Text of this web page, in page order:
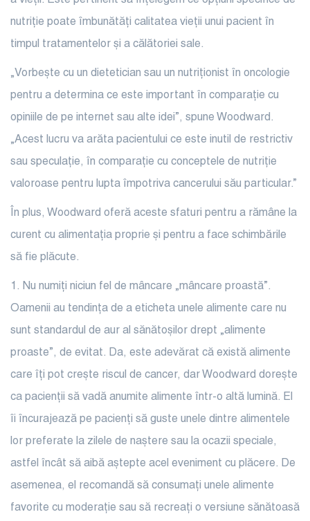
nutriție poate îmbunătăți calitatea vieții unui pacient în
timpul tratamentelor și a călătoriei sale.
„Vorbește cu un dietetician sau un nutriționist în oncologie
pentru a determina ce este important în comparație cu
opiniile de pe internet sau alte idei”, spune Woodward.
„Acest lucru va arăta pacientului ce este inutil de restrictiv
sau speculație, în comparație cu conceptele de nutriție
valoroase pentru lupta împotriva cancerului său particular.”
În plus, Woodward oferă aceste sfaturi pentru a rămâne la
curent cu alimentația proprie și pentru a face schimbările
să fie plăcute.
1. Nu numiți niciun fel de mâncare „mâncare proastă”.
Oamenii au tendința de a eticheta unele alimente care nu
sunt standardul de aur al sănătoșilor drept „alimente
proaste”, de evitat. Da, este adevărat că există alimente
care îți pot crește riscul de cancer, dar Woodward dorește
ca pacienții să vadă anumite alimente într-o altă lumină. El
îi încurajează pe pacienți să guste unele dintre alimentele
lor preferate la zilele de naștere sau la ocazii speciale,
astfel încât să aibă aștepte acel eveniment cu plăcere. De
asemenea, el recomandă să consumați unele alimente
favorite cu moderație sau să recreați o versiune sănătoasă